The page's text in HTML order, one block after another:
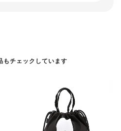
もチェックしています